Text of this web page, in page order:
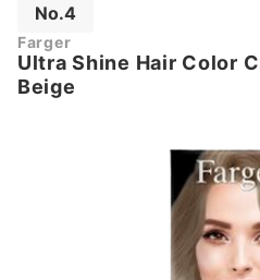
No.4
Farger
Ultra Shine Hair Color
Beige